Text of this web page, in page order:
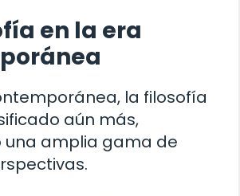
en la era
la filosofía
aún más,
amplia gama de